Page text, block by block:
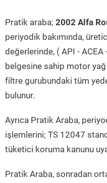
Pratik araba; 2002 Alfa
periyodik bakımında,
değerlerinde, ( API -
belgesine sahip motor yağ
filtre gurubundaki tüm
bulunur.
Ayrıca Pratik Araba,
işlemlerini; TS 12047
tüketici koruma kanunu
Pratik Araba, sonradan